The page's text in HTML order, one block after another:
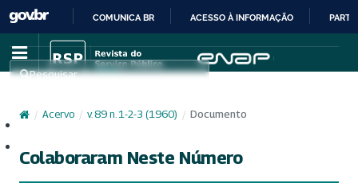
IR
PARA
CONTEÚDO
COMUNICA BR ACESSO À INFORMAÇÃO
Pesquisar
/ Acervo / v. 89 n. 1-2-3 (1960) / Documento
Colaboraram Neste Número